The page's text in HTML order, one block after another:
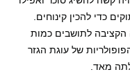
כדי להכין קינוחים.
לתושבים כמות
של עוגת הגזר
מאד.